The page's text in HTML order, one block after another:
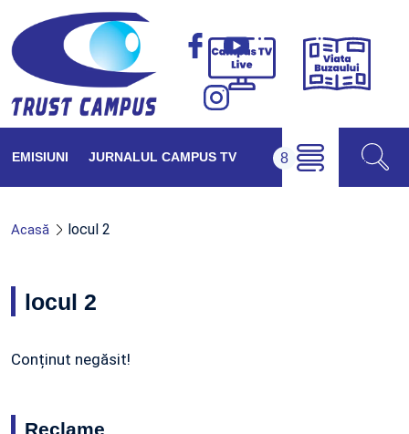
Campus
Viața
EMISIUNI JURNALUL CAMPUS TV
Acasă locul 2
locul 2
Conținut negăsit!
Reclame